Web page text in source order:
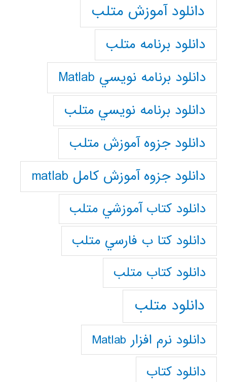
دانلود آموزش متلب
دانلود برنامه متلب
دانلود برنامه نويسي Matlab
دانلود برنامه نويسي متلب
دانلود جزوه آموزش متلب
دانلود جزوه آموزش کامل matlab
دانلود كتاب آموزشي متلب
دانلود كتا ب فارسي متلب
دانلود كتاب متلب
دانلود متلب
دانلود نرم افزار Matlab
دانلود کتاب